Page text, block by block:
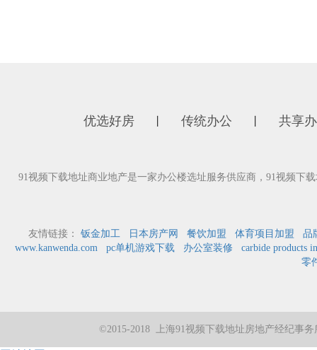
优选好房 传统办公 共享
91视频下载地址商业地产是一家办公楼选址服务供应商，91视频
友情链接： 钣金加工 日本房产网 餐饮加盟 体育项目加盟
品
www.kanwenda.com
pc单机游戏下载 办公室装修
carbide products
零
©2015-2018 上海91视频下载地址房地产经纪事